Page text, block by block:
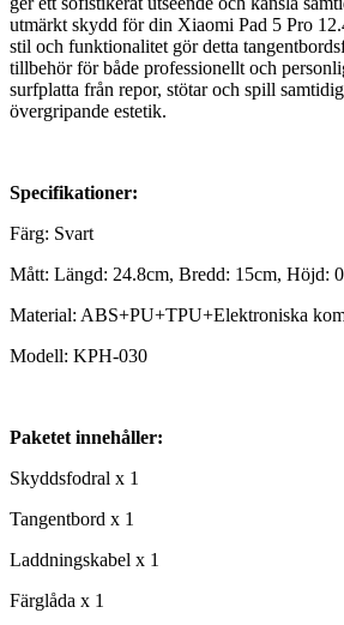
utmärkt skydd för din Xiaomi Pad 5 Pro
stil och funktionalitet gör detta
tillbehör för både professionellt och
surfplatta från repor, stötar och spill
övergripande estetik.
Specifikationer:
Färg: Svart
Mått: Längd: 24.8cm, Bredd: 15cm, Höjd:
Material: ABS+PU+TPU+Elektroniska
Modell: KPH-030
Paketet innehåller:
Skyddsfodral x 1
Tangentbord x 1
Laddningskabel x 1
Färglåda x 1